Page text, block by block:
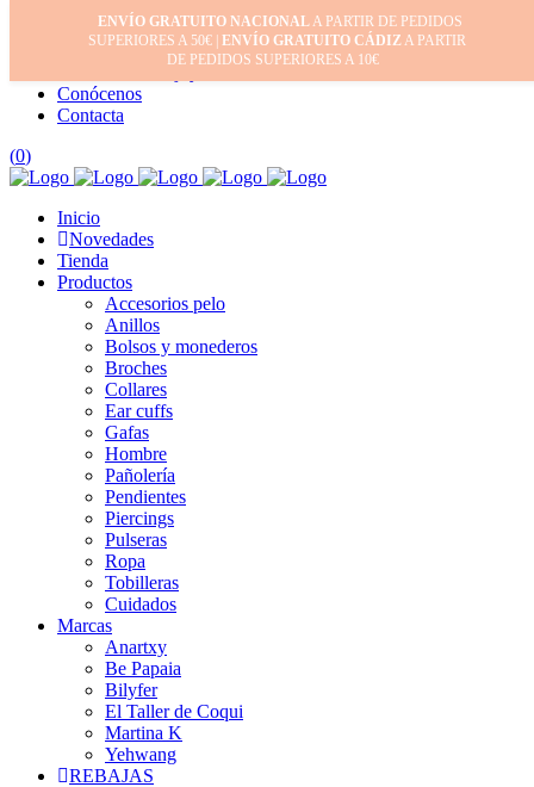
Inicio
Mi cuenta
Conócenos
Contacta
(0)
Inicio
Novedades
Tienda
Productos
Accesorios pelo
Anillos
Bolsos y monederos
Broches
Collares
Ear cuffs
Gafas
Hombre
Pañolería
Pendientes
Piercings
Pulseras
Ropa
Tobilleras
Cuidados
Marcas
Anartxy
Be Papaia
Bilyfer
El Taller de Coqui
Martina K
Yehwang
REBAJAS
ENVÍO GRATUITO NACIONALA PARTIR DE PEDIDOS
SUPERIORES A 50€ | ENVÍO GRATUITO CÁDIZA PARTIR
DE PEDIDOS SUPERIORES A 10€